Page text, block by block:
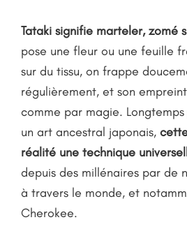
Tataki signifie marteler, zomé
pose une fleur ou une feuille
sur du tissu, on frappe
régulièrement, et son
comme par magie.
un art ancestral japonais,
réalité une technique
depuis des millénaires par de
à travers le monde, et
Cherokee.